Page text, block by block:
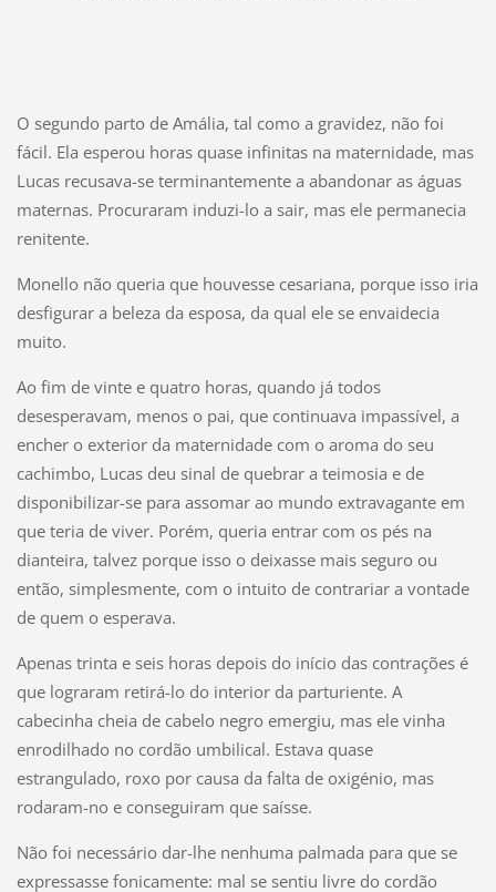
O segundo parto de Amália, tal como a gravidez, não foi
fácil. Ela esperou horas quase infinitas na maternidade, mas
Lucas recusava-se terminantemente a abandonar as águas
maternas. Procuraram induzi-lo a sair, mas ele permanecia
renitente.
Monello não queria que houvesse cesariana, porque isso iria
desfigurar a beleza da esposa, da qual ele se envaidecia
muito.
Ao fim de vinte e quatro horas, quando já todos
desesperavam, menos o pai, que continuava impassível, a
encher o exterior da maternidade com o aroma do seu
cachimbo, Lucas deu sinal de quebrar a teimosia e de
disponibilizar-se para assomar ao mundo extravagante em
que teria de viver. Porém, queria entrar com os pés na
dianteira, talvez porque isso o deixasse mais seguro ou
então, simplesmente, com o intuito de contrariar a vontade
de quem o esperava.
Apenas trinta e seis horas depois do início das contrações é
que lograram retirá-lo do interior da parturiente. A
cabecinha cheia de cabelo negro emergiu, mas ele vinha
enrodilhado no cordão umbilical. Estava quase
estrangulado, roxo por causa da falta de oxigénio, mas
rodaram-no e conseguiram que saísse.
Não foi necessário dar-lhe nenhuma palmada para que se
expressasse fonicamente: mal se sentiu livre do cordão